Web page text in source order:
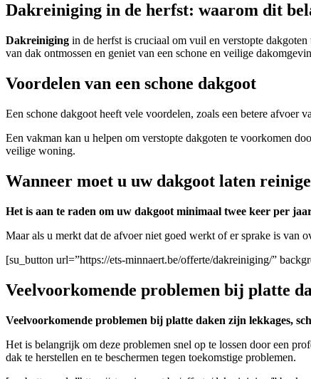
Dakreiniging in de herfst: waarom dit
Dakreiniging in de herfst is cruciaal om vuil en verstopte
van dak ontmossen en geniet van een schone en veilige
Voordelen van een schone dakgoot
Een schone dakgoot heeft vele voordelen, zoals een betere afvoer
Een vakman kan u helpen om verstopte dakgoten te voorkomen
veilige woning.
Wanneer moet u uw dakgoot laten
Het is aan te raden om uw dakgoot minimaal twee keer per
Maar als u merkt dat de afvoer niet goed werkt of er sprake is van
[su_button url=”https://ets-minnaert.be/offerte/dakreiniging/”
Veelvoorkomende problemen bij platte
Veelvoorkomende problemen bij platte daken zijn lekkages,
Het is belangrijk om deze problemen snel op te lossen door een
dak te herstellen en te beschermen tegen toekomstige problemen.